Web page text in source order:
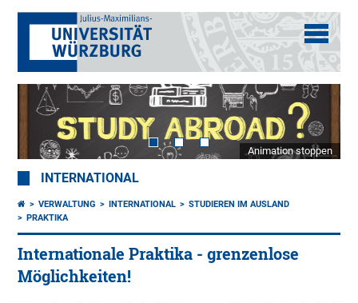
Animation stoppen
INTERNATIONAL
VERWALTUNG INTERNATIONAL
STUDIEREN IM AUSLAND
PRAKTIKA
Internationale Praktika - grenzenlose
Möglichkeiten!